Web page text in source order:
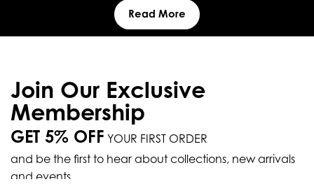
Read More
Join Our Exclusive
Membership
GET 5% OFF YOUR FIRST ORDER
and be the first to hear about collections, new arrivals
and events.